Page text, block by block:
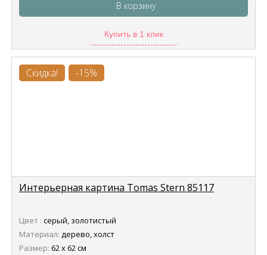
В корзину
Купить в 1 клик
Скидка! -15%
Интерьерная картина Tomas Stern 85117
Цвет : серый, золотистый
Материал: дерево, холст
Размер: 62 х 62 см